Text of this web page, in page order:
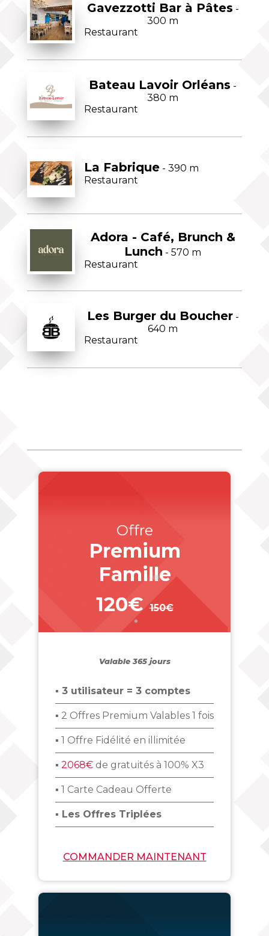
Gavezzotti Bar à Pâtes -
300 m
Restaurant
Bateau Lavoir Orléans -
380 m
Restaurant
La Fabrique- 390 m
Restaurant
Adora - Café, Brunch &
Lunch - 570 m
Restaurant
Les Burger du Boucher-
640 m
Restaurant
Offre
Premium
Famille
120€ 150€
_
Valable 365 jours
▪ 3 utilisateur = 3 comptes
▪ 2 Offres Premium Valables 1 fois
▪ 1 Offre Fidélité en illimitée
▪ 2068€ de gratuités à 100% X3
▪ 1 Carte Cadeau Offerte
▪ Les Offres Triplées
COMMANDER MAINTENANT